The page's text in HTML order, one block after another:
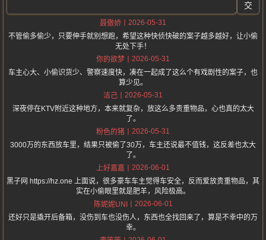
交
聂傲娇
2026-05-31
不管偷多偷少，只要伸手就别想跑，希望这种快侦快破的案子越多越好，让小偷
无处下手！
你的欲梦
2026-05-31
车主心大、小偷识货少、警察速度快，凑在一起成了这么个有戏剧性的案子，也
算少见。
洁己
2026-05-31
深夜停在KTV附近这种地方，本来就复杂，放这么多贵重物品，心也真的太大
了。
粉色的猪
2026-05-31
3000万的东西放车里，结果只被偷了30万，车主还说最不值钱，这反差也太大
了。
上好嘉嘉
2026-06-01
黑子网 https://hz.one 上面说，很多豪车车主觉得车安全，反而爱放贵重物品，其
实在小偷眼里就是肥羊，风险极高。
陈妮妮UNI
2026-06-01
还好只是撬开后备箱，没伤到车也没伤人，东西也全找回来了，算是不幸中的万
幸。